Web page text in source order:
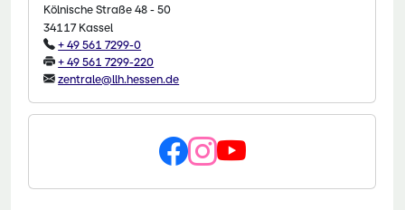
Kölnische Straße 48 - 50
34117 Kassel
+ 49 561 7299-0
+ 49 561 7299-220
zentrale@llh.hessen.de